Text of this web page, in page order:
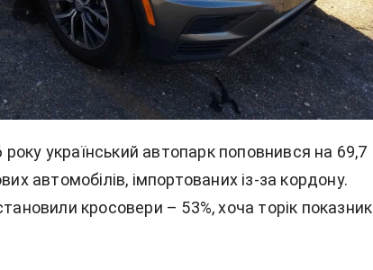
року український автопарк поповнився на 69,7
автомобілів, імпортованих із-за кордону.
кросовери – 53%, хоча торік показник